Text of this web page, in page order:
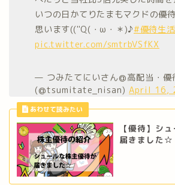
いつの日かてりたまもマクドの優
思います(("Q(・ω・＊)♪#優待生活
pic.twitter.com/smtrbVSfKX
— つみたてにいさん@高配当・優
(@tsumitate_nisan)April 16,
【優待】シ
届きました☆